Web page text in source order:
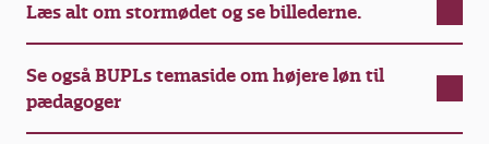
Læs alt om stormødet og se billederne.
Se også BUPLs temaside om højere løn til
pædagoger